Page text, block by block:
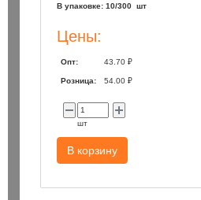
В упаковке: 10/300 шт
Цены:
Опт: 43.70 ₽
Розница: 54.00 ₽
шт
В корзину